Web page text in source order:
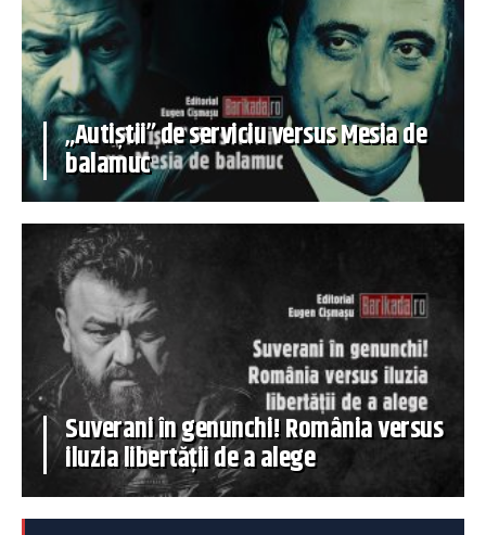
„Autiștii” de serviciu versus Mesia de
balamuc
Suverani în genunchi! România versus
iluzia libertății de a alege